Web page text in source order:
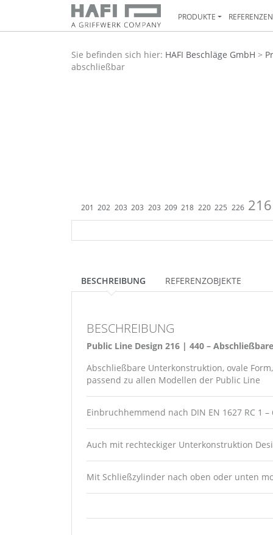
PRODUKTE REFERENZEN
Sie befinden sich hier: HAFI Beschläge GmbH >
abschließbar
201 202 203 203 203 209 218 220 225 226 216
BESCHREIBUNG REFERENZOBJEKTE
BESCHREIBUNG
Public Line Design 216 | 440 –
Abschließbare Unterkonstruktion, ovale Form,
passend zu allen Modellen der Public Line
Einbruchhemmend nach DIN EN 1627 RC 1 –
Auch mit rechteckiger Unterkonstruktion
Mit Schließzylinder nach oben oder unten